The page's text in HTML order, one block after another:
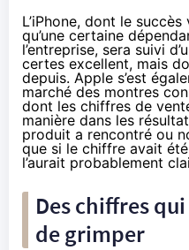
L’iPhone, dont le
qu’une certaine
l’entreprise, sera suivi
certes excellent, mais
depuis. Apple s’est
marché des montres
dont les chiffres de
manière dans les
produit a rencontré ou
que si le chiffre avait
l’aurait probablement
Des chiffres
de grimper